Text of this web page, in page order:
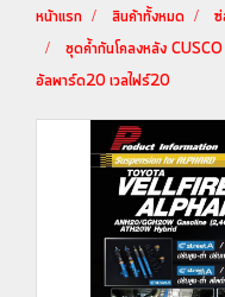
หน้าแรก สินค้าทั้งหมด
ชุดค้ำกันโคลงหลัง
อัลพาร์ด20 เวลไฟร์20